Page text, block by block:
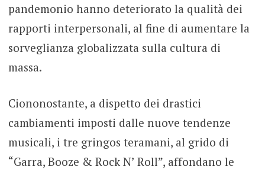
pandemonio hanno deteriorato la qualità dei
rapporti interpersonali, al fine di aumentare la
sorveglianza globalizzata sulla cultura di
massa.
Ciononostante, a dispetto dei drastici
cambiamenti imposti dalle nuove tendenze
musicali, i tre gringos teramani, al grido di
“Garra, Booze & Rock N’ Roll”, affondano le